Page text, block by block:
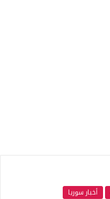
أخبار سوريا